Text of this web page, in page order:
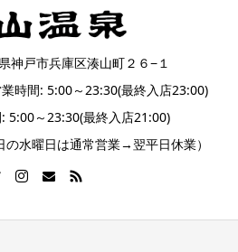
神戸市兵庫区湊山町２６−１
時間: 5:00～23:30(最終入店23:00)
: 5:00～23:30(最終入店21:00)
水曜日は通常営業→翌平日休業）